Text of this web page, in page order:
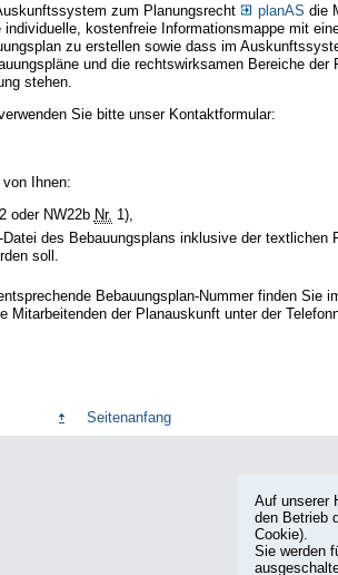
zum Planungsrecht
planAS die
kostenfreie Informationsmappe mit
zu erstellen sowie dass im
und die rechtswirksamen Bereiche der
stehen.
Sie bitte unser Kontaktformular:
Ihnen:
oder NW22b Nr. 1),
Datei des Bebauungsplans inklusive der textlichen
soll.
Bebauungsplan-Nummer finden Sie
Mitarbeitenden der Planauskunft unter der
Seitenanfang
Auf unserer
den Betrieb
Cookie).
Sie werden